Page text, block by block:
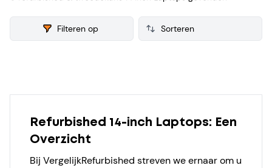
we ook consumenten reviews, zodat je een weloverwogen
keuze kunt maken bij je aankoop.
Filteren op
Refurbished 14-inch Laptops: Een
Overzicht
Bij VergelijkRefurbished streven we ernaar om u